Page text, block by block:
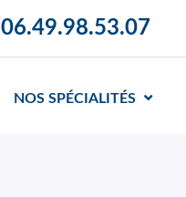
06.49.98.53.07
NOS SPÉCIALITÉS